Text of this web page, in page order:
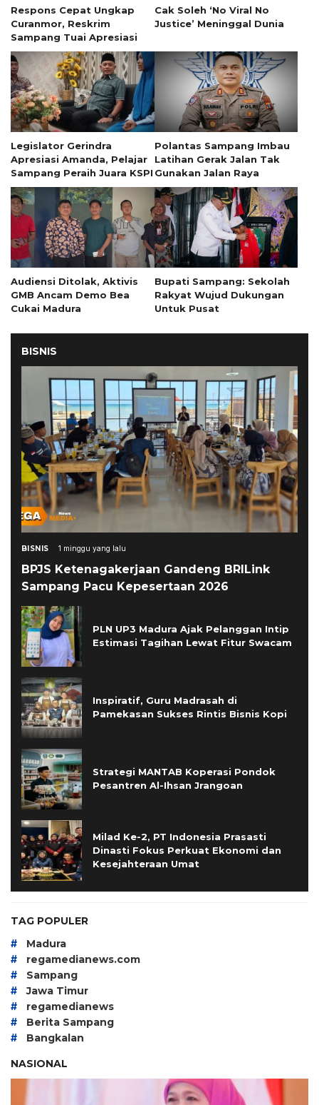
Respons Cepat Ungkap
Curanmor, Reskrim
Sampang Tuai Apresiasi
Cak Soleh ‘No Viral No
Justice’ Meninggal Dunia
Legislator Gerindra
Apresiasi Amanda, Pelajar
Sampang Peraih Juara KSPI
Polantas Sampang Imbau
Latihan Gerak Jalan Tak
Gunakan Jalan Raya
Audiensi Ditolak, Aktivis
GMB Ancam Demo Bea
Cukai Madura
Bupati Sampang: Sekolah
Rakyat Wujud Dukungan
Untuk Pusat
BISNIS
BISNIS 1 minggu yang lalu
BPJS Ketenagakerjaan Gandeng BRILink
Sampang Pacu Kepesertaan 2026
PLN UP3 Madura Ajak Pelanggan Intip
Estimasi Tagihan Lewat Fitur Swacam
Inspiratif, Guru Madrasah di
Pamekasan Sukses Rintis Bisnis Kopi
Strategi MANTAB Koperasi Pondok
Pesantren Al-Ihsan Jrangoan
Milad Ke-2, PT Indonesia Prasasti
Dinasti Fokus Perkuat Ekonomi dan
Kesejahteraan Umat
TAG POPULER
# Madura
# regamedianews.com
# Sampang
# Jawa Timur
# regamedianews
# Berita Sampang
#
Bangkalan
NASIONAL